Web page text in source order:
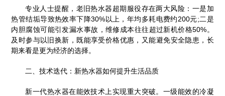
专业人士提醒，老旧热水器超期服役存在两大风险：一是加
热管结垢导致热效率下降30%以上，年均多耗电费约200元;二是
内胆腐蚀可能引发漏水事故，维修成本往往超过新机价格50%。
及时参与以旧换新，既能享受价格优惠，又能避免安全隐患，长
期来看是更为经济的选择。
二、技术迭代：新热水器如何提升生活品质
新一代热水器在能效技术上实现重大突破。一级能效的冷凝